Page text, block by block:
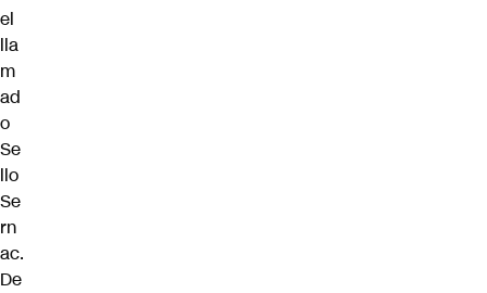
el
lla
m
ad
o
Se
llo
Se
rn
ac.
De